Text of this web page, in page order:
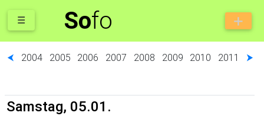
Sofo
☰
⮜ 2004 2005 2006 2007 2008 2009 2010 2011 ⮞
Samstag, 05.01.